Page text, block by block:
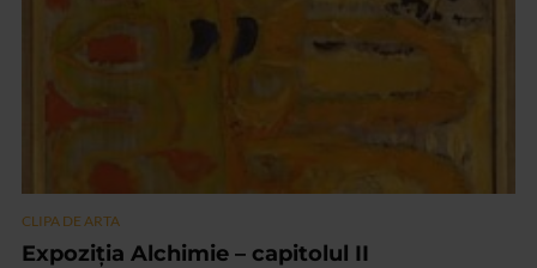
CLIPA DE ARTA
Expoziția Alchimie – capitolul II